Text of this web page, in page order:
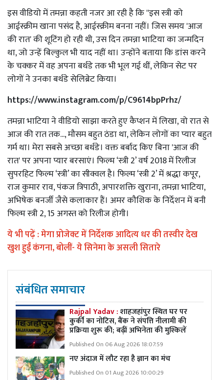
इस वीडियो में तमन्ना कहती नजर आ रही है कि ''इस स्त्री को
आईस्क्रीम खाना पसंद है, आईस्क्रीम बनना नहीं। जिस समय 'आज
की रात' की शूटिंग हो रही थी, उस दिन तमन्ना भाटिया का जन्मदिन
था, जो उन्हें बिल्कुल भी याद नहीं था। उन्होंने बताया कि डांस करने
के चक्कर में वह अपना बर्थडे तक भी भूल गई थीं, लेकिन सेट पर
लोगों ने उनका बर्थडे सेलिब्रेट किया।
https://www.instagram.com/p/C9614bpPrhz/
तमन्ना भाटिया ने वीडियो साझा करते हुए कैप्शन में लिखा, वो रात से
आज की रात तक..., मौसम बहुत ठंडा था, लेकिन लोगों का प्यार बहुत
गर्म था। मेरा सबसे अच्छा बर्थडे। वक्त बर्बाद किए बिना 'आज की
रात' पर अपना प्यार बरसाएं। फिल्म ‘स्त्री 2’ वर्ष 2018 में रिलीज
सुपरहिट फिल्म ‘स्त्री’ का सीक्वल है। फिल्म ‘स्त्री 2’ में श्रद्धा कपूर,
राज कुमार राव, पंकज त्रिपाठी, अपारशक्ति खुराना, तमन्ना भाटिया,
अभिषेक बनर्जी जैसे कलाकार हैं। अमर कौशिक के निर्देशन में बनी
फिल्म स्त्री 2, 15 अगस्त को रिलीज होगी।
ये भी पढ़ें :मेगा प्रोजेक्ट में निर्देशक आदित्य धर की तस्वीर देख
खुश हुईं कंगना, बोलीं- ये सिनेमा के असली सितारे
संबंधित समाचार
Rajpal Yadav :शाहजहांपुर स्थित घर पर
कुर्की का नोटिस, बैंक ने संपत्ति नीलामी की
प्रक्रिया शुरू की; बढ़ीं अभिनेता की मुश्किलें
Published On 06 Aug 2026 18:07:59
नए अंदाज में लौट रहा है ज्ञान का मंच
Published On 01 Aug 2026 10:00:29